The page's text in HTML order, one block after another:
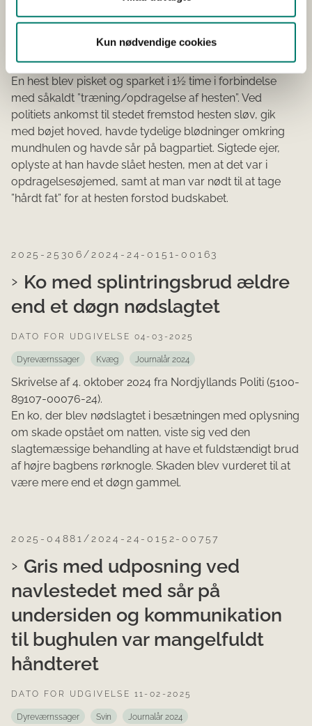
Kun nødvendige cookies
DATO FOR UDGIVELSE 11-03-2025
Dyreværnssager Heste Journalår 2024
Skrivelse af 3. oktober 2024 fra Midt- og Vestjyllands
Politi (4100-89107-00149-24).
En hest blev pisket og sparket i 1½ time i forbindelse
med såkaldt ”træning/opdragelse af hesten”. Ved
politiets ankomst til stedet fremstod hesten sløv, gik
med bøjet hoved, havde tydelige blødninger omkring
mundhulen og havde sår på bagpartiet. Sigtede ejer,
oplyste at han havde slået hesten, men at det var i
opdragelsesøjemed, samt at man var nødt til at tage
”hårdt fat” for at hesten forstod budskabet.
2025-25306/2024-24-0151-00163
Ko med splintringsbrud ældre
end et døgn nødslagtet
DATO FOR UDGIVELSE 04-03-2025
Dyreværnssager Kvæg Journalår 2024
Skrivelse af 4. oktober 2024 fra Nordjyllands Politi (5100-
89107-00076-24).
En ko, der blev nødslagtet i besætningen med oplysning
om skade opstået om natten, viste sig ved den
slagtemæssige behandling at have et fuldstændigt brud
af højre bagbens rørknogle. Skaden blev vurderet til at
være mere end et døgn gammel.
2025-04881/2024-24-0152-00757
Gris med udposning ved
navlestedet med sår på
undersiden og kommunikation
til bughulen var mangelfuldt
håndteret
DATO FOR UDGIVELSE 11-02-2025
Dyreværnssager Svin Journalår 2024